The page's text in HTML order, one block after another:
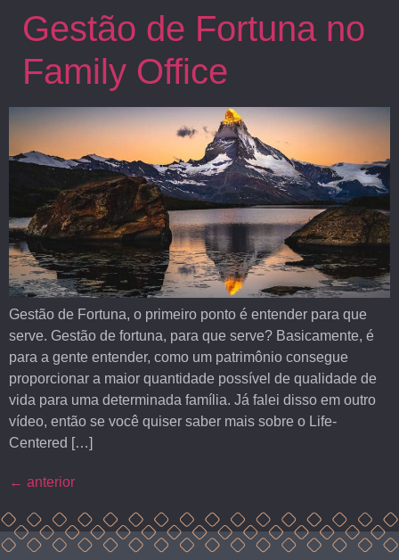
Gestão de Fortuna no
Family Office
Gestão de Fortuna, o primeiro ponto é entender para que
serve. Gestão de fortuna, para que serve? Basicamente, é
para a gente entender, como um patrimônio consegue
proporcionar a maior quantidade possível de qualidade de
vida para uma determinada família. Já falei disso em outro
vídeo, então se você quiser saber mais sobre o Life-
Centered […]
← anterior